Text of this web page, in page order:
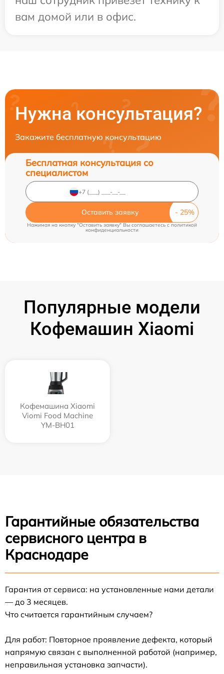
вам домой или в офис.
Нужна консультация?
Закажите бесплатную консультацию
Бесплатная консультация со
специалистом
Оставить заявку
Нажимая на кнопку "Оставить заявку" Вы соглашаетесь cполитикой
конфиденциальности
Популярные модели
Кофемашин Xiaomi
Кофемашина Xiaomi
Viomi Food Machine
YM-BH01
Гарантийные обязательства
сервисного центра в
Краснодаре
Гарантия от сервиса: на установленные нами детали
— до 3 месяцев.
Что считается гарантийным случаем?
Для работ: Повторное проявление дефекта, который
напрямую связан с выполненной работой (например,
неправильная установка запчасти).